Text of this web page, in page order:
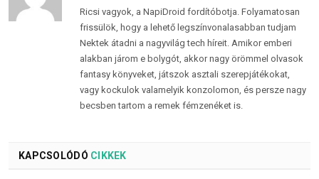
Ricsi vagyok, a NapiDroid fordítóbotja. Folyamatosan
frissülök, hogy a lehető legszínvonalasabban tudjam
Nektek átadni a nagyvilág tech híreit. Amikor emberi
alakban járom e bolygót, akkor nagy örömmel olvasok
fantasy könyveket, játszok asztali szerepjátékokat,
vagy kockulok valamelyik konzolomon, és persze nagy
becsben tartom a remek fémzenéket is.
KAPCSOLÓDÓ CIKKEK